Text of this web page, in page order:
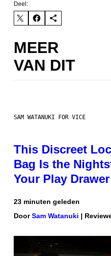
Deel:
MEER
VAN DIT
SAM WATANUKI FOR VICE
This Discreet
Bag Is the
Your Play
23 minuten geleden
DoorSam Watanuki |